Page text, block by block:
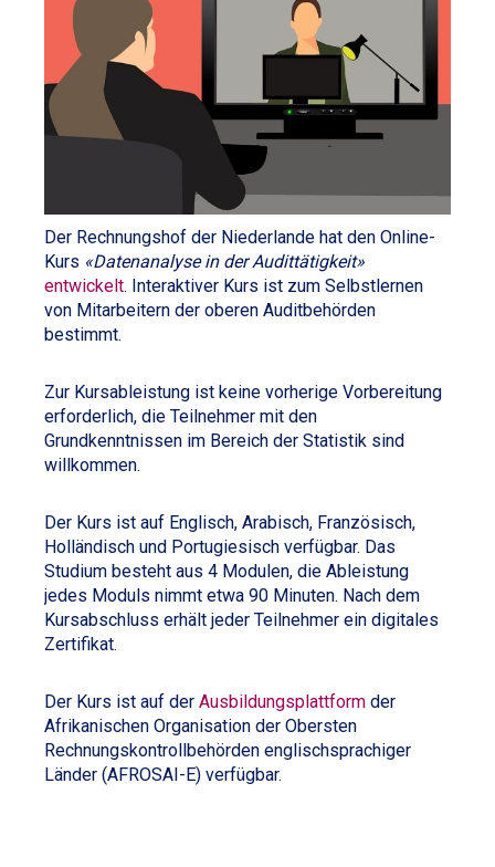
Der Rechnungshof der Niederlande hat den Online-
Kurs «Datenanalyse in der Audittätigkeit»
entwickelt. Interaktiver Kurs ist zum Selbstlernen
von Mitarbeitern der oberen Auditbehörden
bestimmt.
Zur Kursableistung ist keine vorherige Vorbereitung
erforderlich, die Teilnehmer mit den
Grundkenntnissen im Bereich der Statistik sind
willkommen.
Der Kurs ist auf Englisch, Arabisch, Französisch,
Holländisch und Portugiesisch verfügbar. Das
Studium besteht aus 4 Modulen, die Ableistung
jedes Moduls nimmt etwa 90 Minuten. Nach dem
Kursabschluss erhält jeder Teilnehmer ein digitales
Zertifikat.
Der Kurs ist auf der Ausbildungsplattform der
Afrikanischen Organisation der Obersten
Rechnungskontrollbehörden englischsprachiger
Länder (AFROSAI-E) verfügbar.